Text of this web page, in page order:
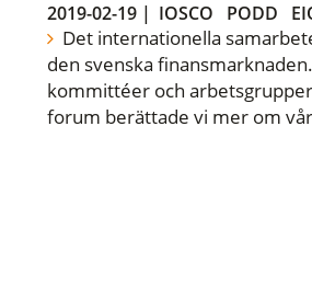
2019-02-19| IOSCO PODD
Det internationella
den svenska
kommittéer och
forum berättade vi mer om